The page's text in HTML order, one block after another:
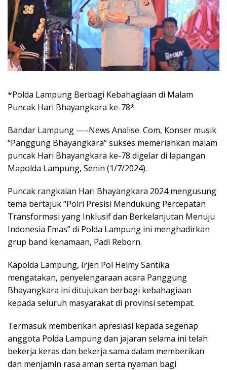
*Polda Lampung Berbagi Kebahagiaan di Malam
Puncak Hari Bhayangkara ke-78*
Bandar Lampung —–News Analise. Com, Konser musik
“Panggung Bhayangkara” sukses memeriahkan malam
puncak Hari Bhayangkara ke-78 digelar di lapangan
Mapolda Lampung, Senin (1/7/2024).
Puncak rangkaian Hari Bhayangkara 2024 mengusung
tema bertajuk “Polri Presisi Mendukung Percepatan
Transformasi yang Inklusif dan Berkelanjutan Menuju
Indonesia Emas” di Polda Lampung ini menghadirkan
grup band kenamaan, Padi Reborn.
Kapolda Lampung, Irjen Pol Helmy Santika
mengatakan, penyelengaraan acara Panggung
Bhayangkara ini ditujukan berbagi kebahagiaan
kepada seluruh masyarakat di provinsi setempat.
Termasuk memberikan apresiasi kepada segenap
anggota Polda Lampung dan jajaran selama ini telah
bekerja keras dan bekerja sama dalam memberikan
dan menjamin rasa aman serta nyaman bagi